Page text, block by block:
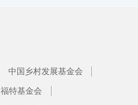
中国乡村发展基金会
福特基金会